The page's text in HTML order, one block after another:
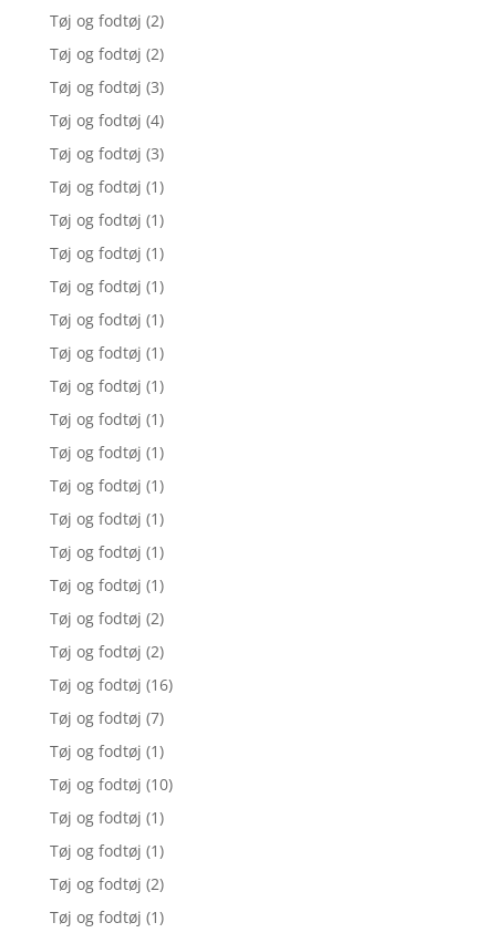
Tøj og fodtøj (2)
Tøj og fodtøj (2)
Tøj og fodtøj (3)
Tøj og fodtøj (4)
Tøj og fodtøj (3)
Tøj og fodtøj (1)
Tøj og fodtøj (1)
Tøj og fodtøj (1)
Tøj og fodtøj (1)
Tøj og fodtøj (1)
Tøj og fodtøj (1)
Tøj og fodtøj (1)
Tøj og fodtøj (1)
Tøj og fodtøj (1)
Tøj og fodtøj (1)
Tøj og fodtøj (1)
Tøj og fodtøj (1)
Tøj og fodtøj (1)
Tøj og fodtøj (2)
Tøj og fodtøj (2)
Tøj og fodtøj (16)
Tøj og fodtøj (7)
Tøj og fodtøj (1)
Tøj og fodtøj (10)
Tøj og fodtøj (1)
Tøj og fodtøj (1)
Tøj og fodtøj (2)
Tøj og fodtøj (1)